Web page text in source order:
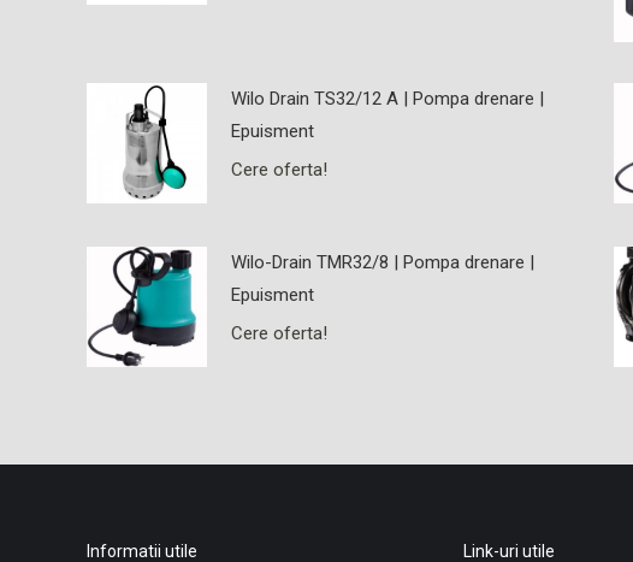
Wilo Drain TS32/12 A | Pompa drenare |
Epuisment
Cere oferta!
Wilo-Drain TMR32/8 | Pompa drenare |
Epuisment
Cere oferta!
Informatii utile
Link-uri utile